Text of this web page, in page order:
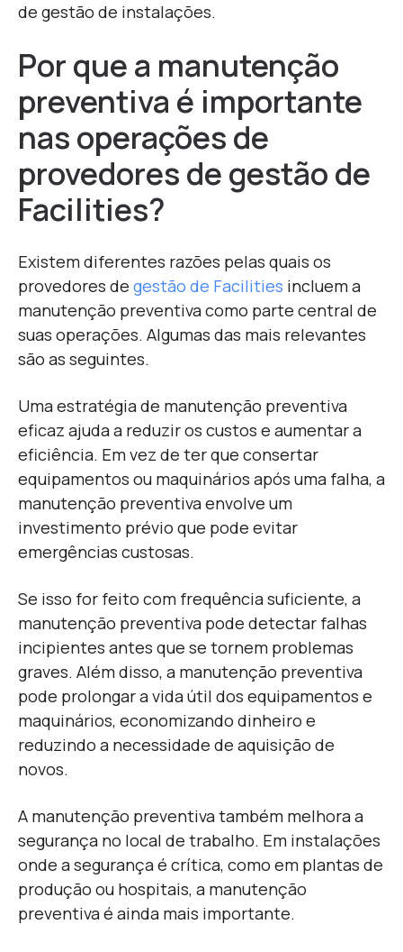
de gestão de instalações.
Por que a manutenção
preventiva é importante
nas operações de
provedores de gestão de
Facilities?
Existem diferentes razões pelas quais os
provedores de gestão de Facilities incluem a
manutenção preventiva como parte central de
suas operações. Algumas das mais relevantes
são as seguintes.
Uma estratégia de manutenção preventiva
eficaz ajuda a reduzir os custos e aumentar a
eficiência. Em vez de ter que consertar
equipamentos ou maquinários após uma falha, a
manutenção preventiva envolve um
investimento prévio que pode evitar
emergências custosas.
Se isso for feito com frequência suficiente, a
manutenção preventiva pode detectar falhas
incipientes antes que se tornem problemas
graves. Além disso, a manutenção preventiva
pode prolongar a vida útil dos equipamentos e
maquinários, economizando dinheiro e
reduzindo a necessidade de aquisição de
novos.
A manutenção preventiva também melhora a
segurança no local de trabalho. Em instalações
onde a segurança é crítica, como em plantas de
produção ou hospitais, a manutenção
preventiva é ainda mais importante.